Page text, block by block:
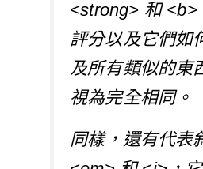
<strong> 和 <b>
評分以及它們如
及所有類似的東
視為完全相同。
同樣，還有代表